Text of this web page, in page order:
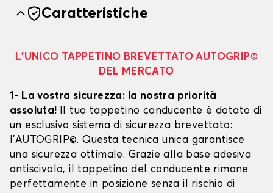
Caratteristiche
L’UNICO TAPPETINO BREVETTATO AUTOGRIP©
DEL MERCATO
1- La vostra sicurezza: la nostra priorità
assoluta! Il tuo tappetino conducente è dotato di
un esclusivo sistema di sicurezza brevettato:
l’AUTOGRIP©. Questa tecnica unica garantisce
una sicurezza ottimale. Grazie alla base adesiva
antiscivolo, il tappetino del conducente rimane
perfettamente in posizione senza il rischio di